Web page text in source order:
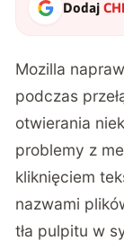
Dodaj
Mozilla
podczas
otwierania
problemy z
kliknięciem
nazwami
tła pulpitu w